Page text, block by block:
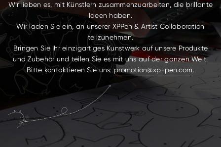
Wir lieben es, mit Künstlern zusammenzuarbeiten, die brillante
Ideen haben.
Wir laden Sie ein, an unserer XPPen & Artist Collaboration
teilzunehmen.
Bringen Sie Ihr einzigartiges Kunstwerk auf unsere Produkte
und Zubehör und teilen Sie es mit uns auf der ganzen Welt.
Bitte kontaktieren Sie uns:promotion@xp-pen.com.